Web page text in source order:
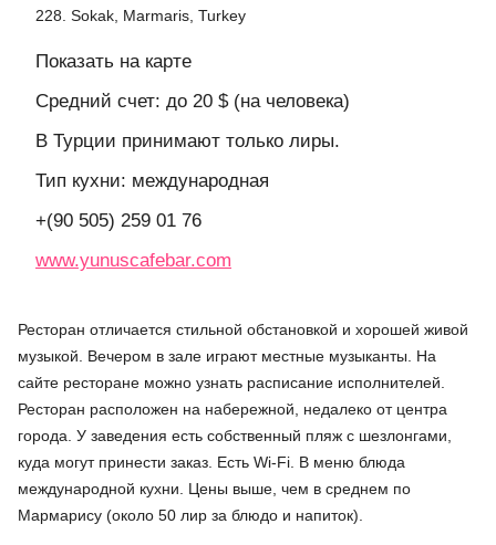
228. Sokak, Marmaris, Turkey
Показать на карте
Средний счет: до 20 $ (на человека)
В Турции принимают только лиры.
Тип кухни: международная
+(90 505) 259 01 76
www.yunuscafebar.com
Ресторан отличается стильной обстановкой и хорошей живой
музыкой. Вечером в зале играют местные музыканты. На
сайте ресторане можно узнать расписание исполнителей.
Ресторан расположен на набережной, недалеко от центра
города. У заведения есть собственный пляж с шезлонгами,
куда могут принести заказ. Есть Wi-Fi. В меню блюда
международной кухни. Цены выше, чем в среднем по
Мармарису (около 50 лир за блюдо и напиток).